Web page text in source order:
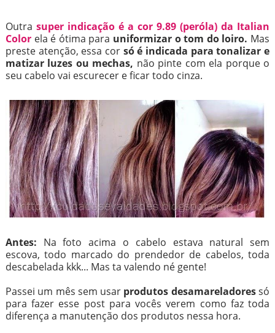
Outra super indicação é a cor 9.89 (peróla) da Italian
Colorela é ótima para uniformizar o tom do loiro. Mas
preste atenção, essa cor só é indicada para tonalizar e
matizar luzes ou mechas, não pinte com ela porque o
seu cabelo vai escurecer e ficar todo cinza.
Antes: Na foto acima o cabelo estava natural sem
escova, todo marcado do prendedor de cabelos, toda
descabelada kkk... Mas ta valendo né gente!
Passei um mês sem usar produtos desamareladoressó
para fazer esse post para vocês verem como faz toda
diferença a manutenção dos produtos nessa hora.